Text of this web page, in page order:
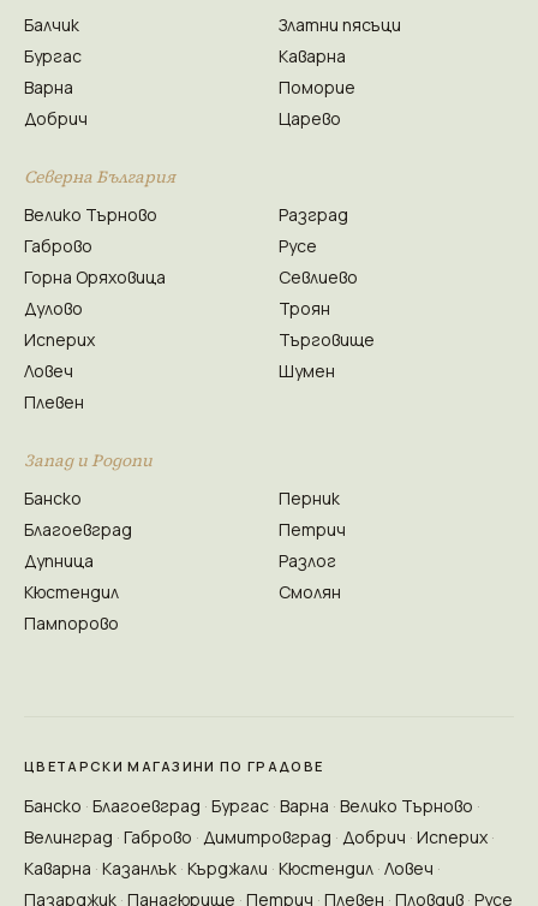
Балчик
Бургас
Варна
Добрич
Златни пясъци
Каварна
Поморие
Царево
Северна България
Велико Търново
Габрово
Горна Оряховица
Дулово
Исперих
Ловеч
Плевен
Разград
Русе
Севлиево
Троян
Търговище
Шумен
Запад и Родопи
Банско
Благоевград
Дупница
Кюстендил
Пампорово
Перник
Петрич
Разлог
Смолян
ЦВЕТАРСКИ МАГАЗИНИ ПО ГРАДОВЕ
Банско Благоевград Бургас Варна Велико Търново
Велинград Габрово Димитровград Добрич Исперих
Каварна Казанлък Кърджали Кюстендил Ловеч
Пазарджик Панагюрище Петрич Плевен Пловдив Русе